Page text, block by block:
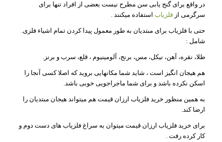
در واقع برای گنج یابی سن مطرح نیست بعضی از افراد تنها برای
سرگرمی از فلزیاب استفاده میکنند .
حتی با فلزیاب برای مبتدیان به طور معمول پیدا کردن تمام اشیاء فلزی.
شامل :
طلا، نقره، آهن، نیکل، مس، برنج، آلومینیوم ، قلع، سرب و برنز.
هم هیجان انگیز است ، شاید شما مکانهایی بروید که اصلا کسی آنجا را
اسکن نکرده باشد و برای شما ماجراجویی خوبی باشد.
به همین منظور خرید فلزیاب ارزان قیمت هم میتواند هیجان مبتدیان را
ارضا کند.
برای خرید فلزیاب ارزان قیمت میتوان به سراغ فلزیاب های دست دوم و
کار کرده رفت .